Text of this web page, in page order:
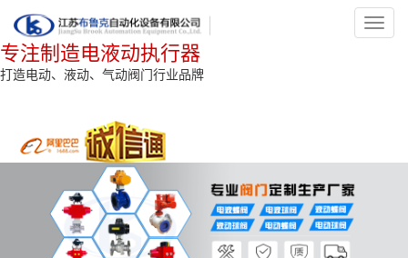
专注制造电液动执行器
打造电动、液动、气动阀门行业品牌